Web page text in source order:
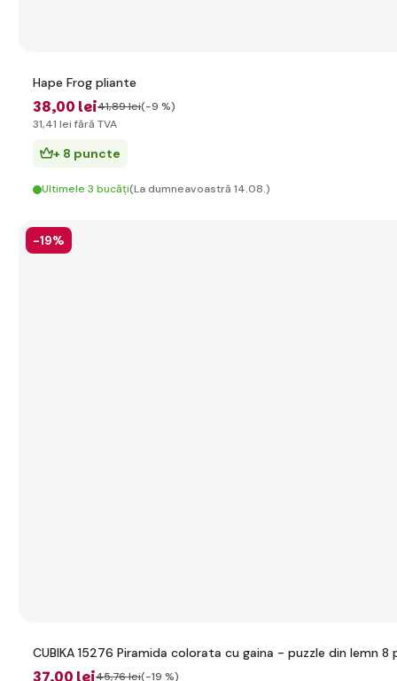
Hape Frog pliante
38,00 lei41,89 lei(-9 %)
31,41 lei fără TVA
+ 8 puncte
Ultimele 3 bucăți(La dumneavoastră 14.08.)
-19%
CUBIKA 15276 Piramida colorata cu gaina - puzzle din lemn 8
45,76 lei(-19 %)